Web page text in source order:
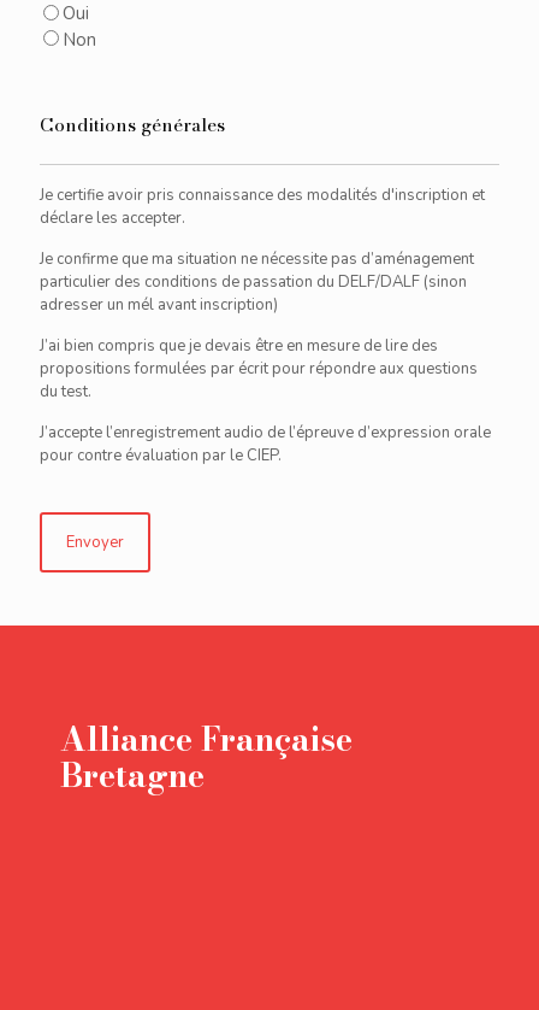
Oui
Non
Conditions générales
Je certifie avoir pris connaissance des modalités d'inscription et
déclare les accepter.
Je confirme que ma situation ne nécessite pas d’aménagement
particulier des conditions de passation du DELF/DALF (sinon
adresser un mél avant inscription)
J’ai bien compris que je devais être en mesure de lire des
propositions formulées par écrit pour répondre aux questions
du test.
J’accepte l’enregistrement audio de l’épreuve d’expression orale
pour contre évaluation par le CIEP.
Alliance Française
Bretagne